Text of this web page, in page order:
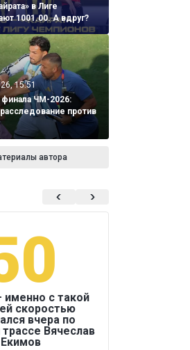
в Лиге
1001.00. А вдруг?
15:51
ЧМ-2026:
против
автора
именно с такой
скоростью
вчера по
Вячеслав
Екимов